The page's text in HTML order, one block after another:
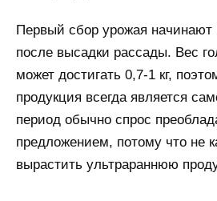
Первый сбор урожая начинают
после высадки рассады. Вес
может достигать 0,7-1 кг,
продукция всегда является
период обычно спрос
предложением, потому что не
вырастить ультрараннюю